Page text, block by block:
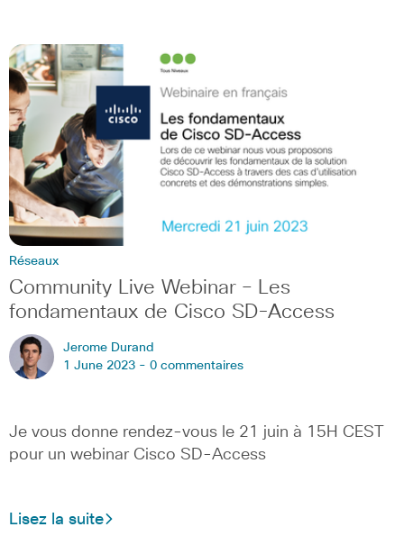
Réseaux
Community Live Webinar – Les
fondamentaux de Cisco SD-Access
Jerome Durand
1 June 2023 - 0 commentaires
Je vous donne rendez-vous le 21 juin à 15H CEST
pour un webinar Cisco SD-Access
Lisez la suite